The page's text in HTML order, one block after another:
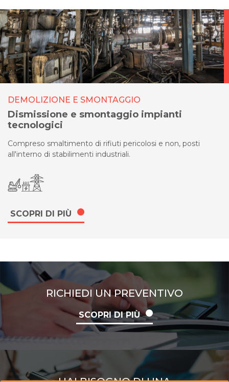
DEMOLIZIONE E SMONTAGGIO
Dismissione e smontaggio impianti
tecnologici
Compreso smaltimento di rifiuti pericolosi e non, posti
all'interno di stabilimenti industriali.
SCOPRI DI PIÙ
RICHIEDI UN PREVENTIVO
SCOPRI DI PIÙ